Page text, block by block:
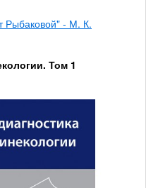
Рыбаковой" - М. К.
Том 1